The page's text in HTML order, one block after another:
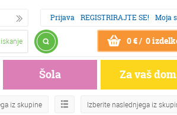
Prijava REGISTRIRAJTE SE! Moja
0 € / 0
Šola Za vaš dom
iz skupine Izberite naslednjega iz